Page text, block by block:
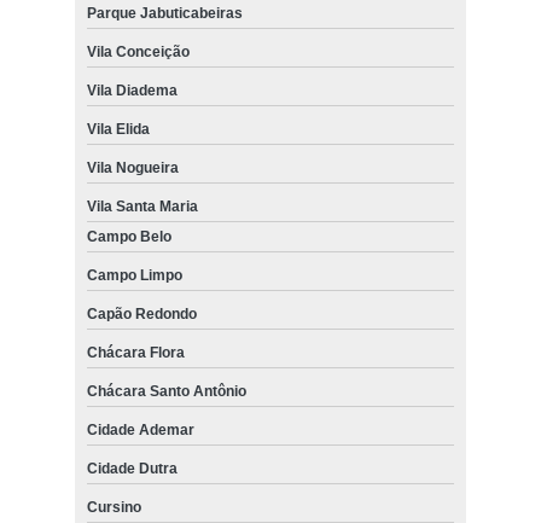
Parque Jabuticabeiras
Vila Conceição
Vila Diadema
Vila Elida
Vila Nogueira
Vila Santa Maria
Campo Belo
Campo Limpo
Capão Redondo
Chácara Flora
Chácara Santo Antônio
Cidade Ademar
Cidade Dutra
Cursino